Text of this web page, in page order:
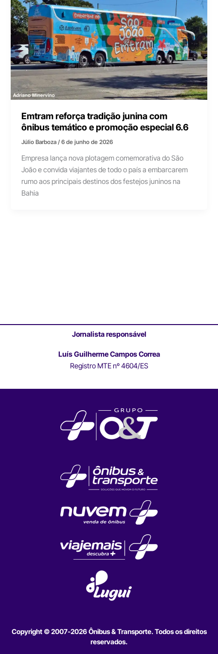
Emtram reforça tradição junina com
ônibus temático e promoção especial 6.6
Júlio Barboza/6 de junho de 2026
Empresa lança nova plotagem comemorativa do São
João e convida viajantes de todo o país a embarcarem
rumo aos principais destinos dos festejos juninos na
Bahia
Jornalista responsável
Luís Guilherme Campos Correa
Registro MTE nº 4604/ES
Copyright © 2007-2026 Ônibus & Transporte. Todos os direitos
reservados.